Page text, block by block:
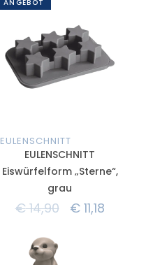
ANGEBOT
EULENSCHNITT
EULENSCHNITT
Eiswürfelform „Sterne“,
grau
€14,90 €11,18